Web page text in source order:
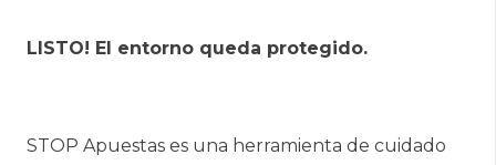
LISTO! El entorno queda protegido.
STOP Apuestas es una herramienta de cuidado